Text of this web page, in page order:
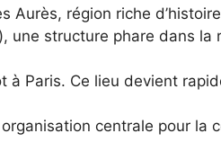
Aurès, région riche
), une structure phare dans la
à Paris. Ce lieu devient
centrale pour la